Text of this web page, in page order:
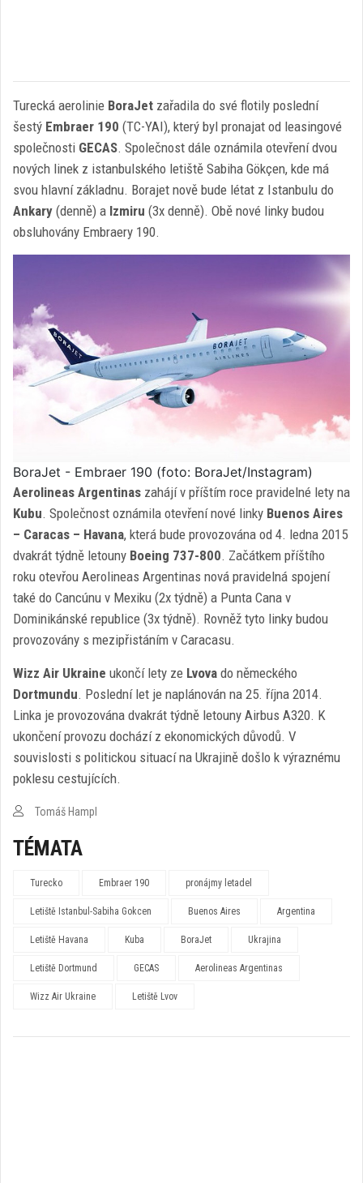
Turecká aerolinie BoraJet zařadila do své flotily poslední
šestý Embraer 190 (TC-YAI), který byl pronajat od leasingové
společnosti GECAS. Společnost dále oznámila otevření dvou
nových linek z istanbulského letiště Sabiha Gökçen, kde má
svou hlavní základnu. Borajet nově bude létat z Istanbulu do
Ankary (denně) a Izmiru (3x denně). Obě nové linky budou
obsluhovány Embraery 190.
BoraJet - Embraer 190 (foto: BoraJet/Instagram)
Aerolineas Argentinas zahájí v příštím roce pravidelné lety na
Kubu. Společnost oznámila otevření nové linky Buenos Aires
– Caracas – Havana, která bude provozována od 4. ledna 2015
dvakrát týdně letouny Boeing 737-800. Začátkem příštího
roku otevřou Aerolineas Argentinas nová pravidelná spojení
také do Cancúnu v Mexiku (2x týdně) a Punta Cana v
Dominikánské republice (3x týdně). Rovněž tyto linky budou
provozovány s mezipřistáním v Caracasu.
Wizz Air Ukraine ukončí lety ze Lvova do německého
Dortmundu. Poslední let je naplánován na 25. října 2014.
Linka je provozována dvakrát týdně letouny Airbus A320. K
ukončení provozu dochází z ekonomických důvodů. V
souvislosti s politickou situací na Ukrajině došlo k výraznému
poklesu cestujících.
Tomáš Hampl
TÉMATA
Turecko Embraer 190 pronájmy letadel
Letiště Istanbul-Sabiha Gokcen Buenos Aires Argentina
Letiště Havana Kuba BoraJet Ukrajina
Letiště Dortmund GECAS Aerolineas Argentinas
Wizz Air Ukraine Letiště Lvov